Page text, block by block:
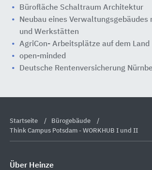
Bürofläche Schaltraum Architektur
Neubau eines
und Werkstätten
AgriCon- Arbeitsplätze auf dem Land
open-minded
Deutsche Rentenversicherung
Startseite
Bürogebäude
Think Campus Potsdam - WORKHUB I und II
Über Heinze